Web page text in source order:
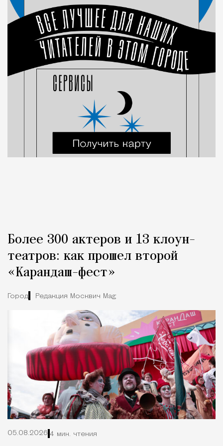
Более 300 актеров и 13 клоун-
театров: как прошел второй
«Карандаш-фест»
Город Редакция Москвич Mag
05.08.2026 4 мин. чтения